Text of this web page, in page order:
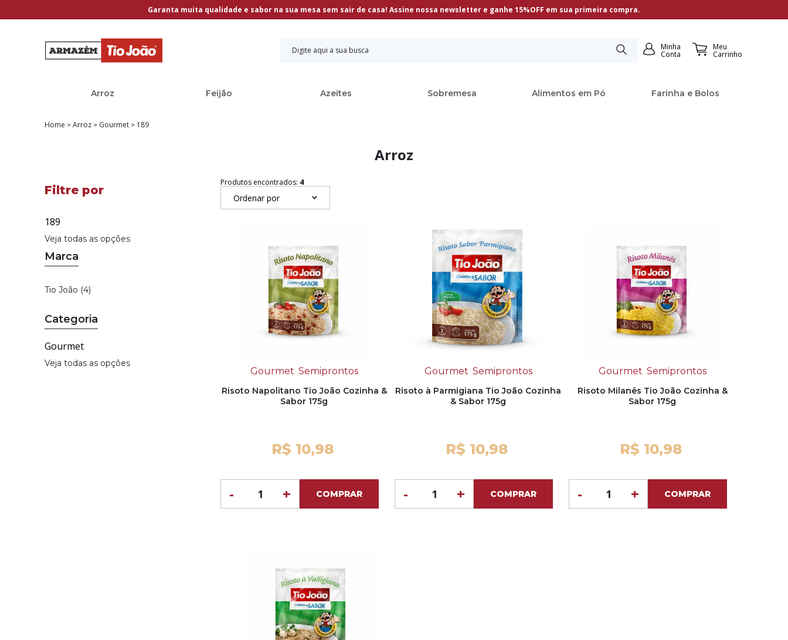
Garanta muita qualidade e sabor na sua mesa sem sair de casa! Assine nossa newsletter e ganhe 15%OFF em sua primeira compra.
Minha
Conta
Meu
Carrinho
Arroz Feijão Azeites Sobremesa Alimentos em Pó Farinha e Bolos
Home Arroz Gourmet 189
Arroz
189
Veja todas as opções
Marca
Tio João (4)
Categoria
Gourmet
Veja todas as opções
Produtos encontrados: 4
Ordenar por
Gourmet Semiprontos
Risoto Napolitano Tio João Cozinha &
Sabor 175g
R$ 10,98
+
- COMPRAR
Gourmet Semiprontos
Risoto à Parmigiana Tio João Cozinha
& Sabor 175g
R$ 10,98
+
- COMPRAR
Gourmet Semiprontos
Risoto Milanês Tio João Cozinha &
Sabor 175g
R$ 10,98
+
- COMPRAR